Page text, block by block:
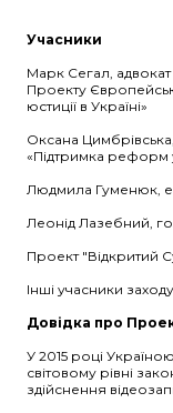
Учасники
Марк Сегал,
Проекту
юстиції в Україні»
Оксана
«Підтримка реформ
Людмила Гуменюк,
Леонід Лазебний,
Проект "Відкритий
Інші учасники заходу
Довідка про
У 2015 році
світовому рівні
здійснення